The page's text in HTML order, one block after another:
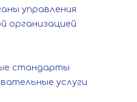
управления
организацией
стандарты
услуги